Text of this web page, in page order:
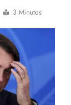
3 Minutos